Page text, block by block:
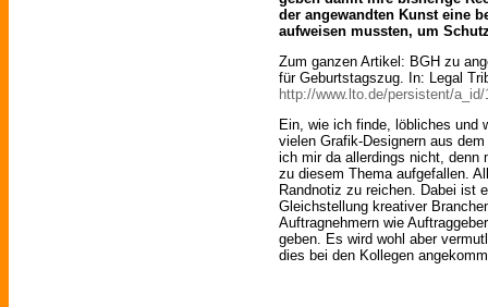
der angewandten Kunst eine
aufweisen mussten, um
Zum ganzen Artikel: BGH zu
für Geburtstagszug. In: Legal
http://www.lto.de/persistent/a_id/
Ein, wie ich finde, löbliches und
vielen Grafik-Designern aus
ich mir da allerdings nicht, denn
zu diesem Thema aufgefallen.
Randnotiz zu reichen. Dabei ist
Gleichstellung kreativer
Auftragnehmern wie
geben. Es wird wohl aber
dies bei den Kollegen